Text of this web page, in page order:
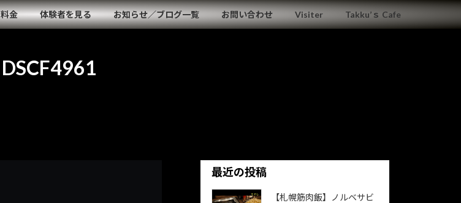
料金 体験者を見る お知らせ／ブログ一覧 お問い合わせ Visiter Takku’ｓ Cafe
DSCF4961
最近の投稿
【札幌筋肉飯】ノルベサビ